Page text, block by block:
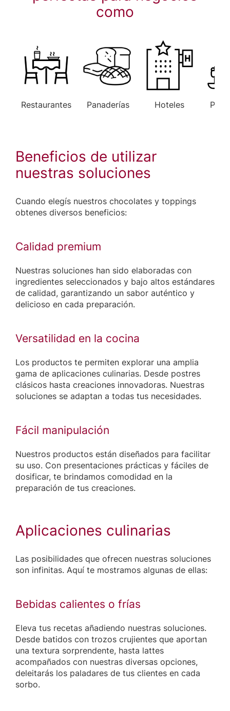
como
Restaurantes Panaderías Hoteles
Beneficios de utilizar
nuestras soluciones
Cuando elegís nuestros chocolates y toppings
obtenes diversos beneficios:
Calidad premium
Nuestras soluciones han sido elaboradas con
ingredientes seleccionados y bajo altos estándares
de calidad, garantizando un sabor auténtico y
delicioso en cada preparación.
Versatilidad en la cocina
Los productos te permiten explorar una amplia
gama de aplicaciones culinarias. Desde postres
clásicos hasta creaciones innovadoras. Nuestras
soluciones se adaptan a todas tus necesidades.
Fácil manipulación
Nuestros productos están diseñados para facilitar
su uso. Con presentaciones prácticas y fáciles de
dosificar, te brindamos comodidad en la
preparación de tus creaciones.
Aplicaciones culinarias
Las posibilidades que ofrecen nuestras soluciones
son infinitas. Aquí te mostramos algunas de ellas:
Bebidas calientes o frías
Eleva tus recetas añadiendo nuestras soluciones.
Desde batidos con trozos crujientes que aportan
una textura sorprendente, hasta lattes
acompañados con nuestras diversas opciones,
deleitarás los paladares de tus clientes en cada
sorbo.